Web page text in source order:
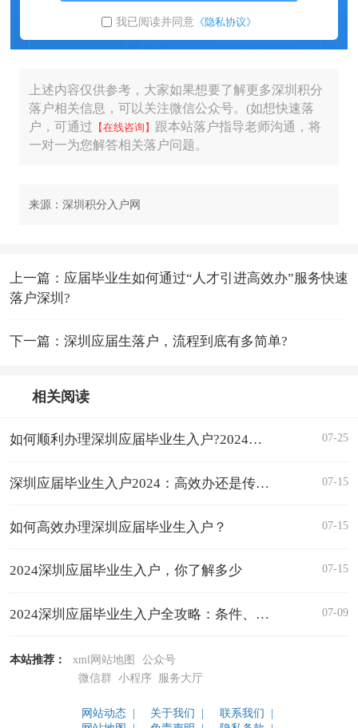
我已阅读并同意 《隐私协议》
上述内容仅供参考，大家如果想要了解更多深圳积分
落户相关信息，可以关注微信公众号。(如想快速落
户，可通过 【在线咨询】 跟本站落户指导老师沟通，将
一对一为您解答相关落户问题。
来源：深圳积分入户网
上一篇：应届毕业生如何通过“人才引进高效办”服务快速
落户深圳?
下一篇：深圳应届生落户，流程到底有多简单?
相关阅读
如何顺利办理深圳应届毕业生入户?2024指南详解 07-25
深圳应届毕业生入户2024：高效办还是传统流程？ 07-15
如何高效办理深圳应届毕业生入户？ 07-15
2024深圳应届毕业生入户，你了解多少 07-15
2024深圳应届毕业生入户全攻略：条件、流程 07-09
本站推荐： xml网站地图
公众号
微信群 小程序 服务大厅
网站动态 | 关于我们 |
联系我们 |